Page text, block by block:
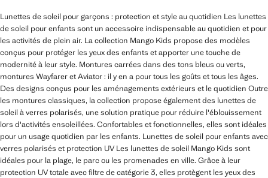
Lunettes de soleil pour garçons : protection et style au quotidien Les lunettes
de soleil pour enfants sont un accessoire indispensable au quotidien et pour
les activités de plein air. La collection Mango Kids propose des modèles
conçus pour protéger les yeux des enfants et apporter une touche de
modernité à leur style. Montures carrées dans des tons bleus ou verts,
montures Wayfarer et Aviator : il y en a pour tous les goûts et tous les âges.
Des designs conçus pour les aménagements extérieurs et le quotidien Outre
les montures classiques, la collection propose également des lunettes de
soleil à verres polarisés, une solution pratique pour réduire l'éblouissement
lors d'activités ensoleillées. Confortables et fonctionnelles, elles sont idéales
pour un usage quotidien par les enfants. Lunettes de soleil pour enfants avec
verres polarisés et protection UV Les lunettes de soleil Mango Kids sont
idéales pour la plage, le parc ou les promenades en ville. Grâce à leur
protection UV totale avec filtre de catégorie 3, elles protègent les yeux des